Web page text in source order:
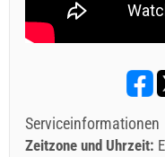
Serviceinformationen
Zeitzone und Uhrzeit: